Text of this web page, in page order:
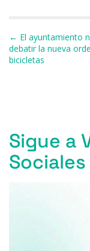
o
o
k
y
Navegación de
← El ayuntamiento
debatir la nueva
bicicletas
Sigue a
Sociales